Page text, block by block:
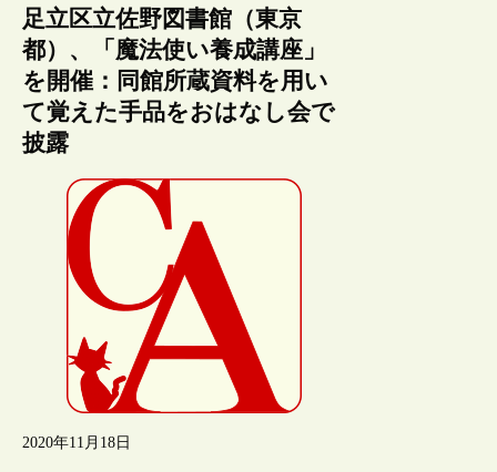
足立区立佐野図書館（東京
都）、「魔法使い養成講座」
を開催：同館所蔵資料を用い
て覚えた手品をおはなし会で
披露
2020年11月18日